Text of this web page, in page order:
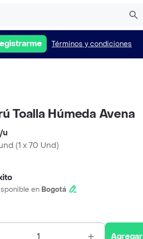
Términos y condiciones
Toalla Húmeda Avena
/u
(1 x 70 Und)
en Bogotá
1 Agregar